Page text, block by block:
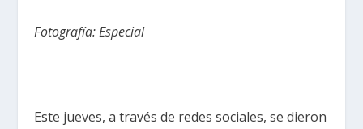
Fotografía: Especial
Este jueves, a través de redes sociales, se dieron